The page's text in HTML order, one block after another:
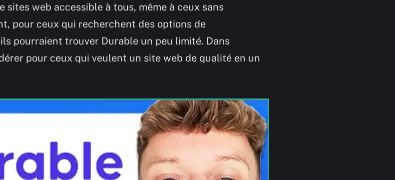
sites web accessible à tous, même à ceux sans
pour ceux qui recherchent des options de
pourraient trouver Durable un peu limité. Dans
pour ceux qui veulent un site web de qualité en un